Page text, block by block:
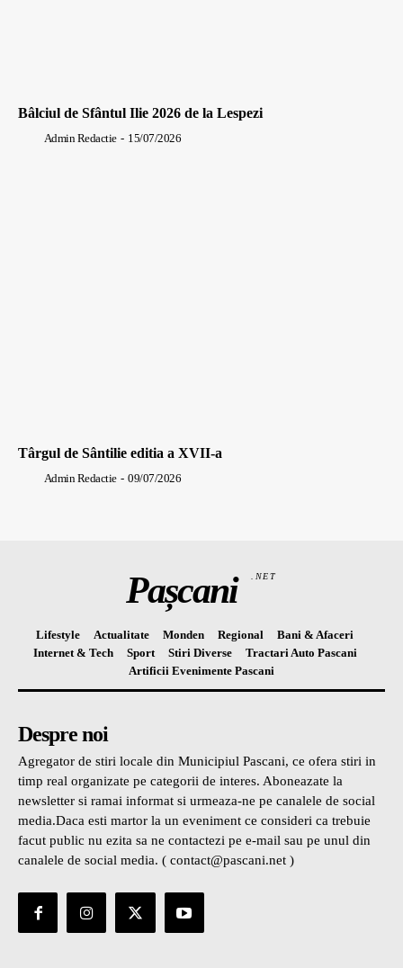
Bâlciul de Sfântul Ilie 2026 de la Lespezi
Admin Redactie - 15/07/2026
Târgul de Sântilie editia a XVII-a
Admin Redactie - 09/07/2026
Pașcani .NET
Lifestyle Actualitate Monden Regional
Bani & Afaceri
Internet & Tech
Sport Stiri Diverse
Tractari Auto Pascani
Artificii Evenimente Pascani
Despre noi
Agregator de stiri locale din Municipiul Pascani, ce ofera stiri in
timp real organizate pe categorii de interes. Aboneazate la
newsletter si ramai informat si urmeaza-ne pe canalele de social
media.Daca esti martor la un eveniment ce consideri ca trebuie
facut public nu ezita sa ne contactezi pe e-mail sau pe unul din
canalele de social media. ( contact@pascani.net )